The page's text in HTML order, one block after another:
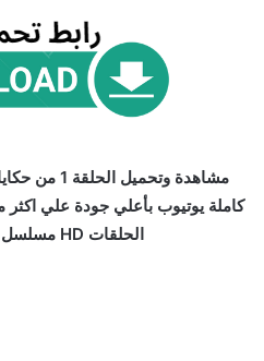
كاملة يوتيوب بأعلي جودة علي
الحلقات HD مسلسل / كرتون / انمي